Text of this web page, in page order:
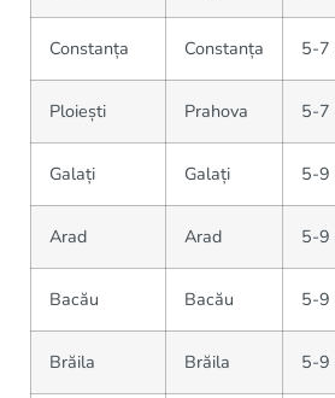
Constanța Constanța 5-7
Ploiești Prahova 5-7
Galați Galați 5-9
Arad Arad 5-9
Bacău Bacău 5-9
Brăila Brăila 5-9